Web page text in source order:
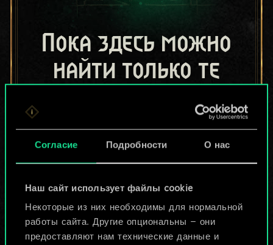
Согласие Подробности О нас
Наш сайт использует файлы cookie
Некоторые из них необходимы для нормальной
работы сайта. Другие опциональны — они
предоставляют нам технические данные и
Пока здесь можно
найти только те
поделились другие
игроки.
больше!